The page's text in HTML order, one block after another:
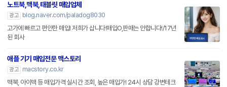
노트북,맥북,태블릿 매입업체
광고
blog.naver.com/paladog8030
고가에 빠르고 편안한 매입! 저희가 삽니다!매입O,판매는 안합니다!/17년
된 회사
애플 기기 매입전문 맥스토리
광고
macstory.co.kr
맥북, 아이맥 등 매입가격 실시간 조회, 높은 매입가! 24시 상담 강변테크